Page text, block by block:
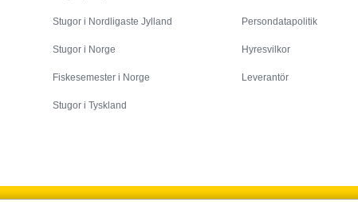
Stugor i Nordligaste Jylland
Stugor i Norge
Fiskesemester i Norge
Stugor i Tyskland
Persondatapolitik
Hyresvilkor
Leverantör